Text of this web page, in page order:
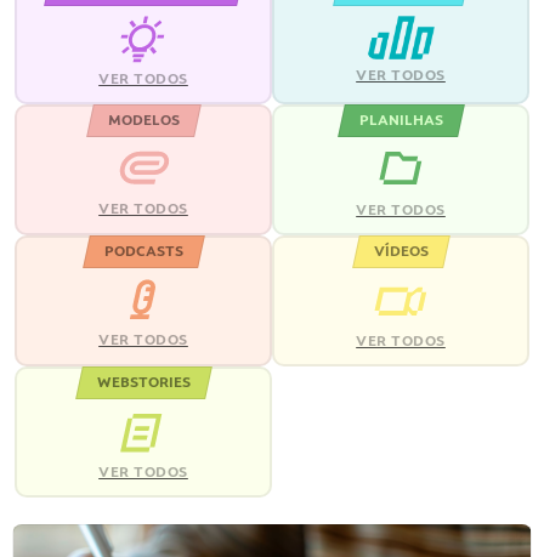
VER TODOS VER TODOS
MODELOS
VER TODOS
PLANILHAS
VER TODOS
PODCASTS
VER TODOS
VÍDEOS
VER TODOS
WEBSTORIES
VER TODOS